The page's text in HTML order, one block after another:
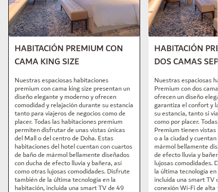
HABITACIÓN PREMIUM CON
CAMA KING SIZE
Nuestras espaciosas habitaciones
premium con cama king size presentan un
diseño elegante y moderno y ofrecen
comodidad y relajación durante su estancia
tanto para viajeros de negocios como de
placer. Todas las habitaciones premium
permiten disfrutar de unas vistas únicas
del Mall o del centro de Doha. Estas
habitaciones del hotel cuentan con cuartos
de baño de mármol bellamente diseñados
con ducha de efecto lluvia y bañera, así
como otras lujosas comodidades. Disfrute
también de la última tecnología en la
habitación, incluida una smart TV de 49
HABITACIÓN
DOS CAMAS
Nuestras espaciosas
Premium con dos
ofrecen un diseño
garantiza el confort y
su estancia, tanto si
como por placer.
Premium tienen
o a la ciudad y
mármol bellamente
de efecto lluvia y
lujosas comodidades.
la última tecnología
incluida una smart TV
conexión Wi-Fi de